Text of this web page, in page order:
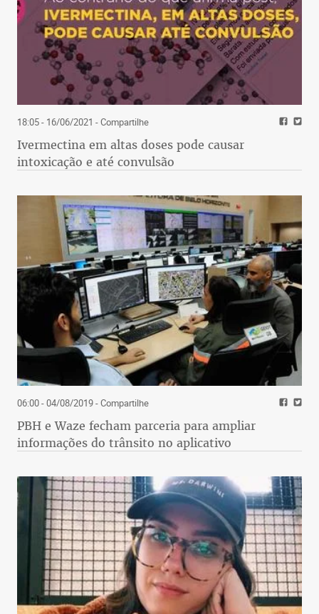
18:05 - 16/06/2021 - Compartilhe
Ivermectina em altas doses pode causar
intoxicação e até convulsão
06:00 - 04/08/2019- Compartilhe
PBH e Waze fecham parceria para ampliar
informações do trânsito no aplicativo